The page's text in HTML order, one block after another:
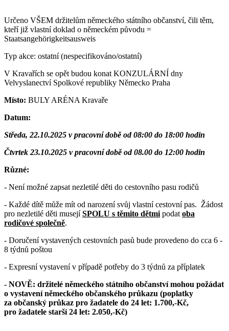
Určeno VŠEM držitelům německého státního občanství, čili těm,
kteří již vlastní doklad o německém původu =
Staatsangehörigkeitsausweis
Typ akce: ostatní (nespecifikováno/ostatní)
V Kravařích se opět budou konat KONZULÁRNÍ dny
Velvyslanectví Spolkové republiky Německo Praha
Místo: BULY ARÉNA Kravaře
Datum:
Středa, 22.10.2025 v pracovní době od 08:00 do 18:00 hodin
Čtvrtek 23.10.2025 v pracovní době od 08.00 do 12:00 hodin
Různé:
- Není možné zapsat nezletilé děti do cestovního pasu rodičů
- Každé dítě může mít od narození svůj vlastní cestovní pas. Žádost
pro nezletilé děti musejíSPOLU s těmito dětmi podat oba
rodičové společně.
- Doručení vystavených cestovních pasů bude provedeno do cca 6 -
8 týdnů poštou
- Expresní vystavení v případě potřeby do 3 týdnů za příplatek
- NOVĚ: držitelé německého státního občanství mohou požádat
o vystavení německého občanského průkazu (poplatky
za občanský průkaz pro žadatele do 24 let: 1.700,-Kč,
pro žadatele starší 24 let: 2.050,-Kč)